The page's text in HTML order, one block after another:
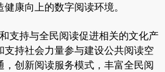
康向上的数字阅读环境。
支持与全民阅读促进相关的文化产
支持社会力量参与建设公共阅读空
，创新阅读服务模式，丰富全民阅